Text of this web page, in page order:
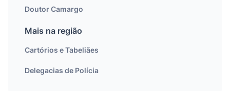
Doutor Camargo
Mais na região
Cartórios e Tabeliães
Delegacias de Polícia